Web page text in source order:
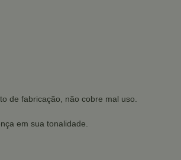
de fabricação, não cobre mal uso.
em sua tonalidade.